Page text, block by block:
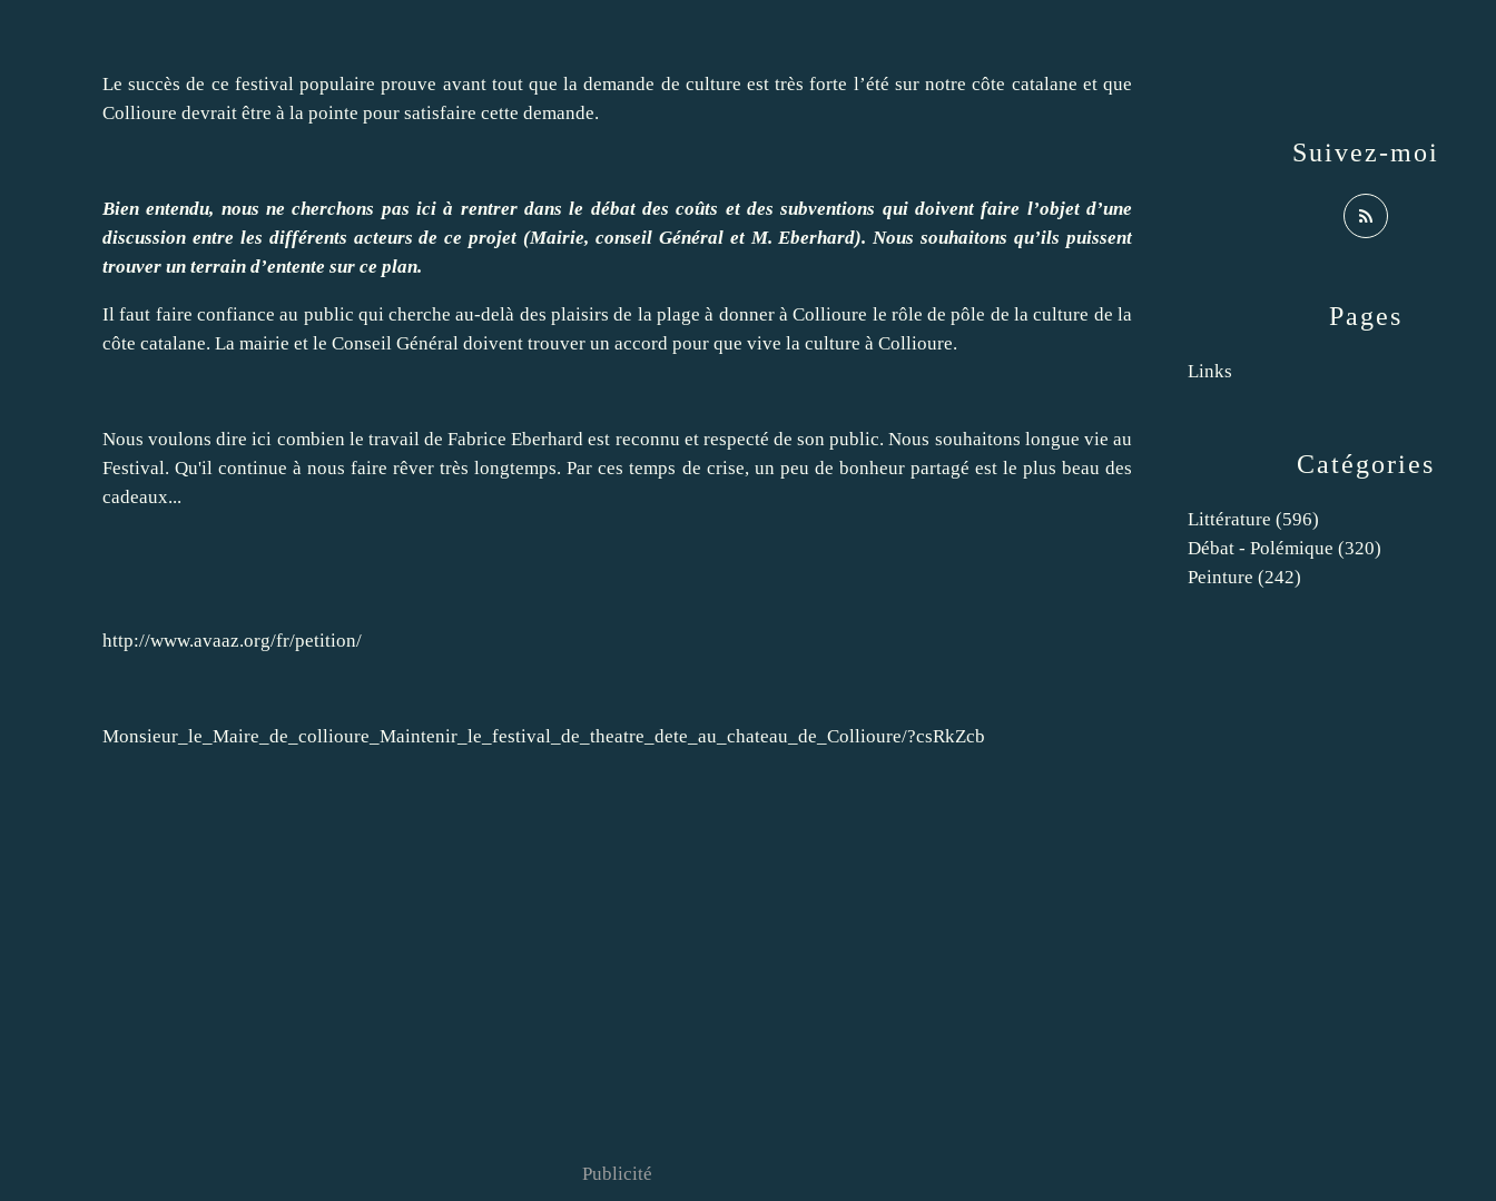
Le succès de ce festival populaire prouve avant tout que la demande de culture est très forte l’été sur notre côte catalane et que
Collioure devrait être à la pointe pour satisfaire cette demande.
Bien entendu, nous ne cherchons pas ici à rentrer dans le débat des coûts et des subventions qui doivent faire l’objet d’une
discussion entre les différents acteurs de ce projet (Mairie, conseil Général et M. Eberhard). Nous souhaitons qu’ils puissent
trouver un terrain d’entente sur ce plan.
Il faut faire confiance au public qui cherche au-delà des plaisirs de la plage à donner à Collioure le rôle de pôle de la culture de la
côte catalane. La mairie et le Conseil Général doivent trouver un accord pour que vive la culture à Collioure.
Nous voulons dire ici combien le travail de Fabrice Eberhard est reconnu et respecté de son public. Nous souhaitons longue vie au
Festival. Qu'il continue à nous faire rêver très longtemps. Par ces temps de crise, un peu de bonheur partagé est le plus beau des
cadeaux...
http://www.avaaz.org/fr/petition/
Monsieur_le_Maire_de_collioure_Maintenir_le_festival_de_theatre_dete_au_chateau_de_Collioure/?csRkZcb
Publicité
Catégories
Littérature (596)
Débat - Polémique (320)
Peinture (242)
Pages
Links
Suivez-moi